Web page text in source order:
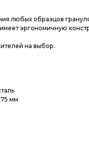
любых образцов
эргономичную
на выбор.
мм